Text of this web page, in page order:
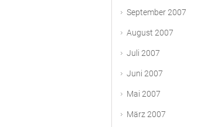
September 2007
August 2007
Juli 2007
Juni 2007
Mai 2007
März 2007